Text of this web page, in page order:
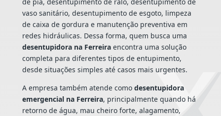
vaso sanitário, desentupimento de esgoto, limpeza
de caixa de gordura e manutenção preventiva em
redes hidráulicas. Dessa forma, quem busca uma
desentupidora na Ferreiraencontra uma solução
completa para diferentes tipos de entupimento,
desde situações simples até casos mais urgentes.
A empresa também atende como desentupidora
emergencial na Ferreira, principalmente quando há
retorno de água, mau cheiro forte, alagamento,